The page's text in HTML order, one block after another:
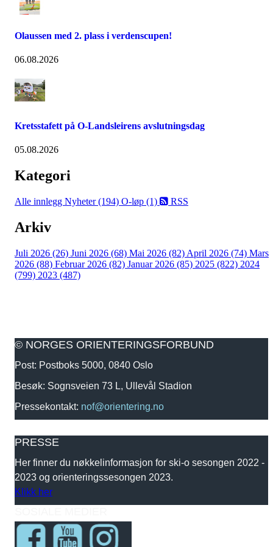
Olaussen med 2. plass i verdenscupen!
06.08.2026
Kretsstafett på O-Landsleirens avslutningsdag
05.08.2026
Kategori
Alle innlegg Nyheter (194) O-løp (1) RSS
Arkiv
Juli 2026 (26) Juni 2026 (68) Mai 2026 (82) April 2026 (74) Mars
2026 (88) Februar 2026 (82) Januar 2026 (85) 2025 (822) 2024
(799) 2023 (487)
© NORGES ORIENTERINGSFORBUND
Post: Postboks 5000, 0840 Oslo
Besøk: Sognsveien 73 L, Ullevål Stadion
Pressekontakt: nof@orientering.no
PRESSE
Her finner du nøkkelinformasjon for ski-o sesongen 2022 -
2023 og orienteringssesongen 2023.
Klikk her